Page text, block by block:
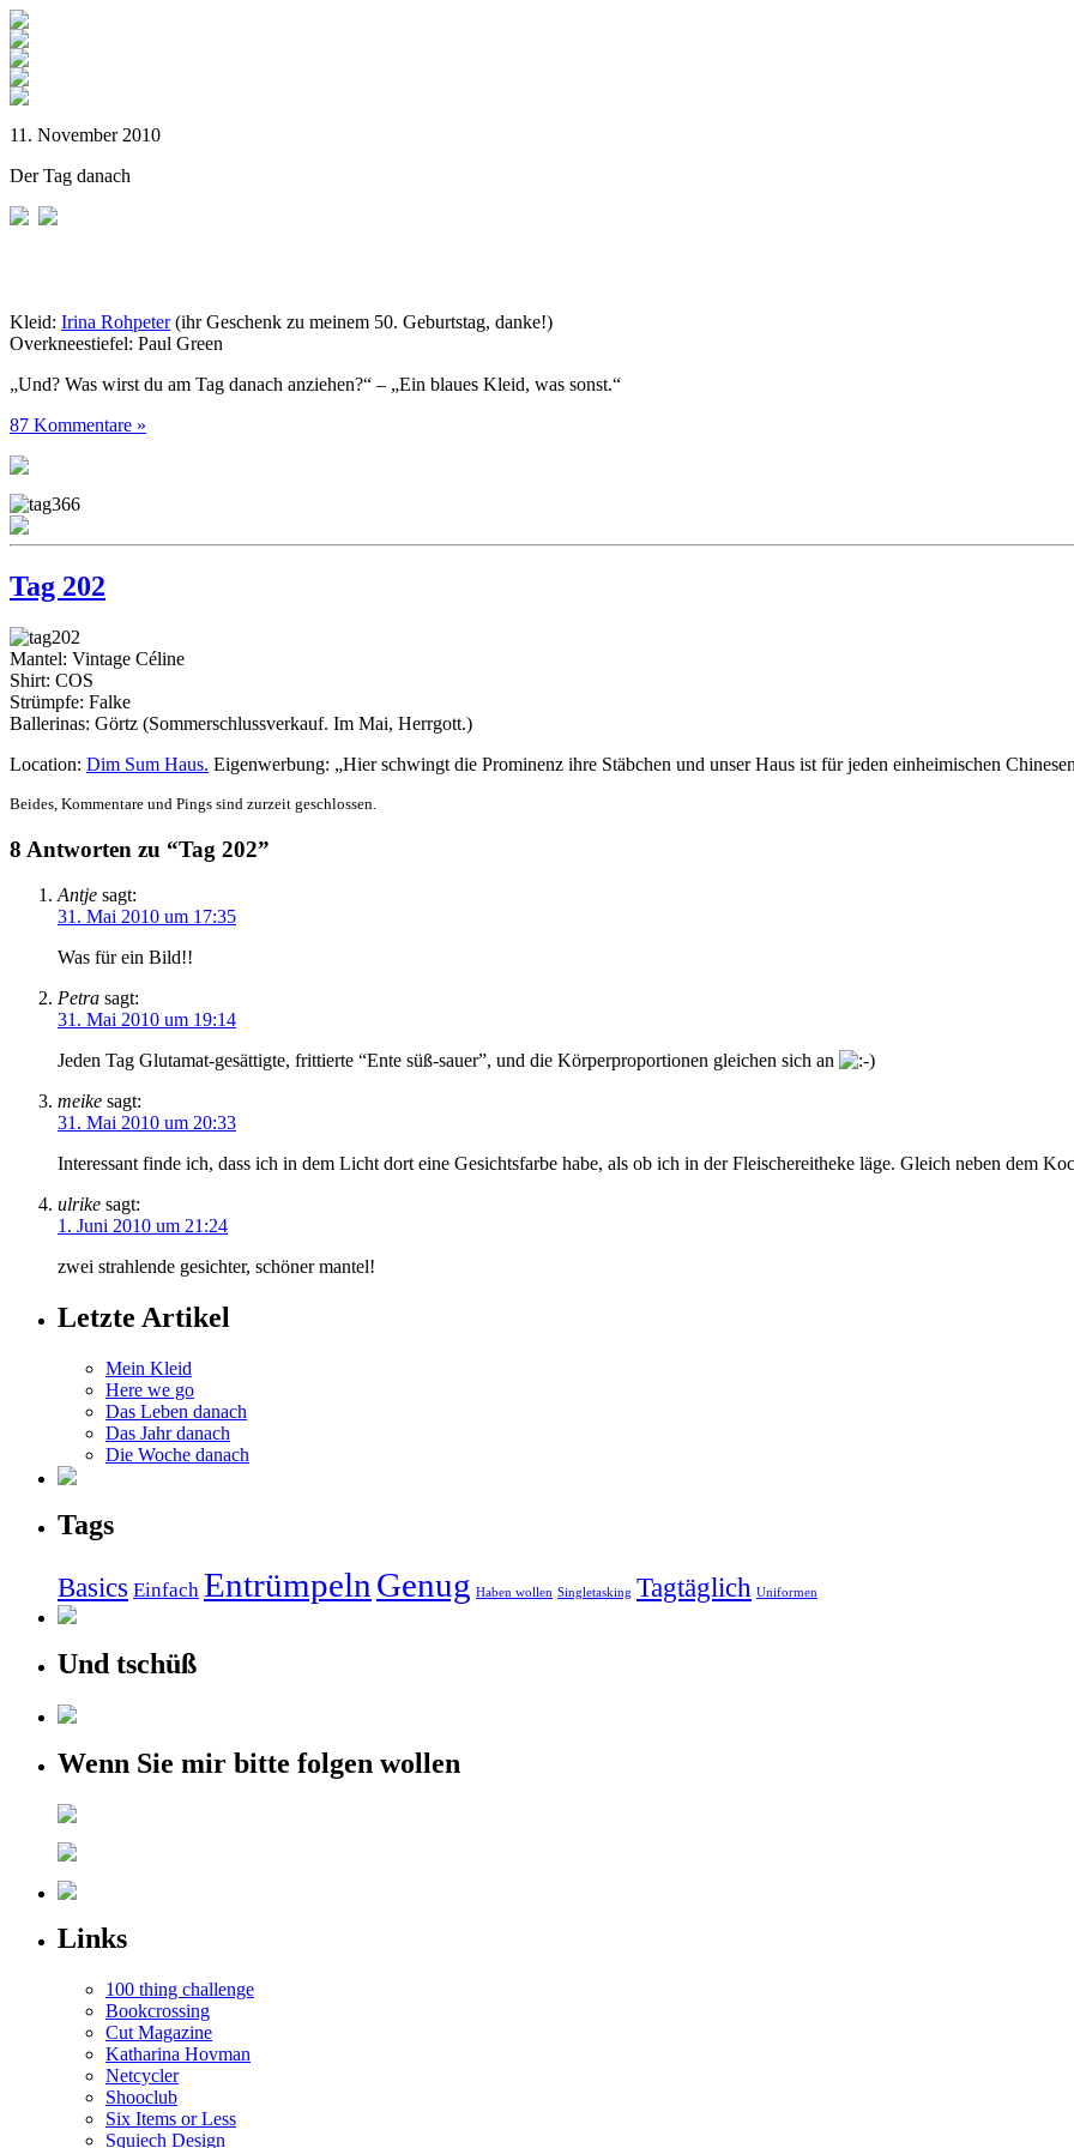
11. November 2010
Der Tag danach
Kleid: Irina Rohpeter(ihr Geschenk zu meinem 50. Geburtstag, danke!)
Overkneestiefel: Paul Green
„Und? Was wirst du am Tag danach anziehen?“ – „Ein blaues Kleid, was sonst.“
87 Kommentare »
Tag 202
Mantel: Vintage Céline
Shirt: COS
Strümpfe: Falke
Ballerinas: Görtz (Sommerschlussverkauf. Im Mai, Herrgott.)
Location: Dim Sum Haus. Eigenwerbung: „Hier schwingt die Prominenz ihre Stäbchen und unser Haus ist für jeden einheimischen
Beides, Kommentare und Pings sind zurzeit geschlossen.
8 Antworten zu “Tag 202”
Antje sagt:
31. Mai 2010 um 17:35
Was für ein Bild!!
Petra sagt:
31. Mai 2010 um 19:14
Jeden Tag Glutamat-gesättigte, frittierte “Ente süß-sauer”, und die Körperproportionen gleichen sich an
meike sagt:
31. Mai 2010 um 20:33
Interessant finde ich, dass ich in dem Licht dort eine Gesichtsfarbe habe, als ob ich in der Fleischereitheke läge. Gleich neben dem
ulrike sagt:
1. Juni 2010 um 21:24
zwei strahlende gesichter, schöner mantel!
Letzte Artikel
Mein Kleid
Here we go
Das Leben danach
Das Jahr danach
Die Woche danach
Tags
Basics Einfach Entrümpeln Genug Haben wollen Singletasking Tagtäglich Uniformen
Und tschüß
Wenn Sie mir bitte folgen wollen
Links
100 thing challenge
Bookcrossing
Cut Magazine
Katharina Hovman
Netcycler
Shooclub
Six Items or Less
Squiech Design